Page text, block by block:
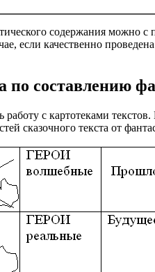
содержания можно
если качественно
по составлению
с картотеками
сказочного текста от